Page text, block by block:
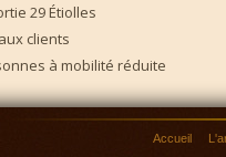
29 Étiolles
clients
à mobilité réduite
Accueil